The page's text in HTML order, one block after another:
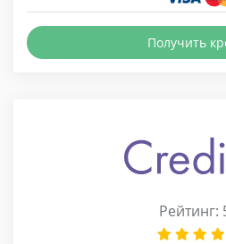
Получить
Рейтинг: